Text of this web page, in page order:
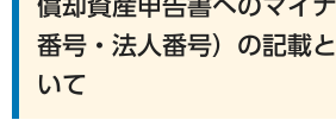
償却資産申告書へのマイ
番号・法人番号）の記載
いて